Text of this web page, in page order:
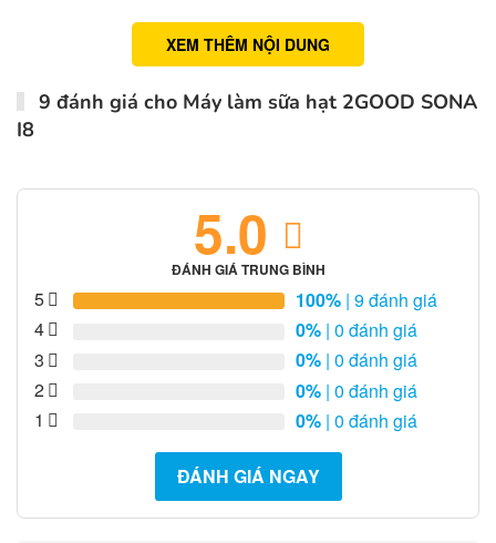
XEM THÊM NỘI DUNG
9 đánh giá cho Máy làm sữa hạt 2GOOD SONA
I8
5.0
ĐÁNH GIÁ TRUNG BÌNH
5 100% | 9 đánh giá
4
0% | 0 đánh giá
3
0% | 0 đánh giá
2
0% | 0 đánh giá
1
0% | 0 đánh giá
ĐÁNH GIÁ NGAY